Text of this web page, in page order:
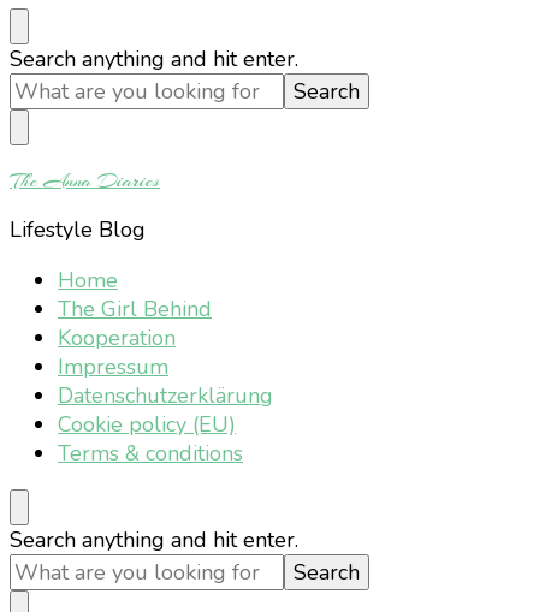
Looking
for
Something?
Search anything and hit enter.
The Anna Diaries
Lifestyle Blog
Home
The Girl Behind
Kooperation
Impressum
Datenschutzerklärung
Cookie policy (EU)
Terms & conditions
Looking
for
Something?
Search anything and hit enter.